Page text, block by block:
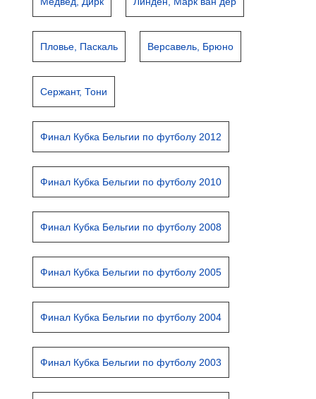
Пловье, Паскаль Версавель, Брюно
Сержант, Тони
Финал Кубка Бельгии по футболу 2012
Финал Кубка Бельгии по футболу 2010
Финал Кубка Бельгии по футболу 2008
Финал Кубка Бельгии по футболу 2005
Финал Кубка Бельгии по футболу 2004
Финал Кубка Бельгии по футболу 2003